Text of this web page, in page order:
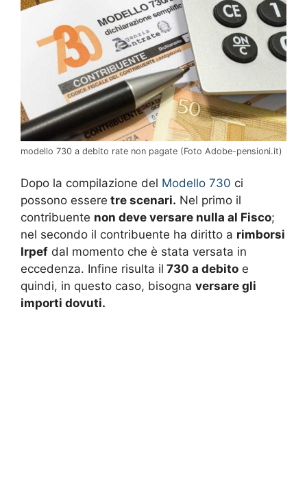
modello 730 a debito rate non pagate (Foto Adobe-pensioni.it)
Dopo la compilazione del Modello 730 ci
possono essere tre scenari. Nel primo il
contribuente non deve versare nulla al Fisco;
nel secondo il contribuente ha diritto a rimborsi
Irpef dal momento che è stata versata in
eccedenza. Infine risulta il 730 a debito e
quindi, in questo caso, bisogna versare gli
importi dovuti.